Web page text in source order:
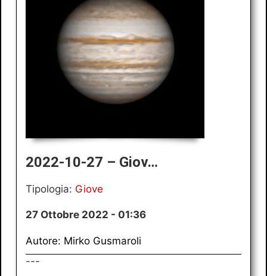
2022-10-27 – Giov…
Tipologia: Giove
27 Ottobre 2022 - 01:36
Autore: Mirko Gusmaroli
---